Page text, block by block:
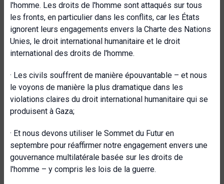
l'homme. Les droits de l'homme sont attaqués sur tous
les fronts, en particulier dans les conflits, car les États
ignorent leurs engagements envers la Charte des Nations
Unies, le droit international humanitaire et le droit
international des droits de l'homme.
· Les civils souffrent de manière épouvantable – et nous
le voyons de manière la plus dramatique dans les
violations claires du droit international humanitaire qui se
produisent à Gaza;
· Et nous devons utiliser le Sommet du Futur en
septembre pour réaffirmer notre engagement envers une
gouvernance multilatérale basée sur les droits de
l'homme – y compris les lois de la guerre.